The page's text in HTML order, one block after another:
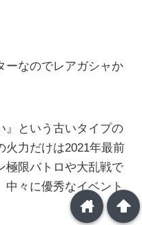
ーなのでレアガシャか
』という古いタイプの
力だけは2021年最前
極限バトロや大乱戦で
中々に優秀なイベント
arrowup
home